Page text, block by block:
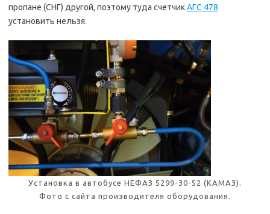
пропане (СНГ) другой, поэтому туда счетчикАГС 478
установить нельзя.
Установка в автобусе НЕФАЗ 5299-30-52 (КАМАЗ).
Фото с сайта производителя оборудования.